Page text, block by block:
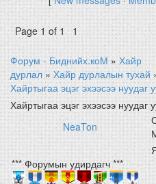
Page1of1 1
Форум - Биднийх.коМ » Хайр
дурлал » Хайр дурлалын тухай
Хайртыгаа эцэг эхээсээ нуудаг
Хайртыгаа эцэг эхээсээ нуудаг
NeaTon
*** Форумын удирдагч ***